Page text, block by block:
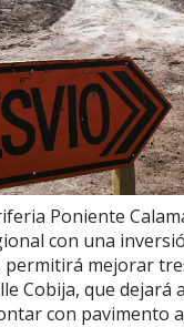
Poniente
con una
permitirá mejorar
Cobija, que dejará
con pavimento